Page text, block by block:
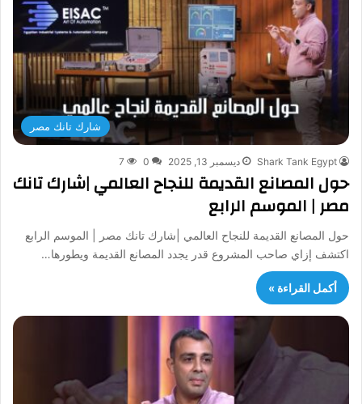
شارك تانك مصر
Shark Tank Egypt ديسمبر 13, 2025 0
7
حول المصانع القديمة للنجاح العالمي |شارك تانك
مصر | الموسم الرابع
حول المصانع القديمة للنجاح العالمي |شارك تانك مصر | الموسم الرابع
اكتشف إزاي صاحب المشروع قدر يجدد المصانع القديمة ويطورها…
أكمل القراءة »